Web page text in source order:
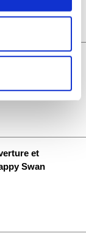
localisation
à plusieurs
données
ou retirer
de la
le contenu
relatives aux
et
Swan
et
Swan